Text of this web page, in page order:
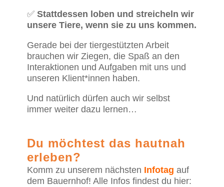
✅ Stattdessen loben und streicheln wir
unsere Tiere, wenn sie zu uns kommen.
Gerade bei der tiergestützten Arbeit
brauchen wir Ziegen, die Spaß an den
Interaktionen und Aufgaben mit uns und
unseren Klient*innen haben.
Und natürlich dürfen auch wir selbst
immer weiter dazu lernen…
Du möchtest das hautnah
erleben?
Komm zu unserem nächsten Infotag auf
dem Bauernhof! Alle Infos findest du hier: